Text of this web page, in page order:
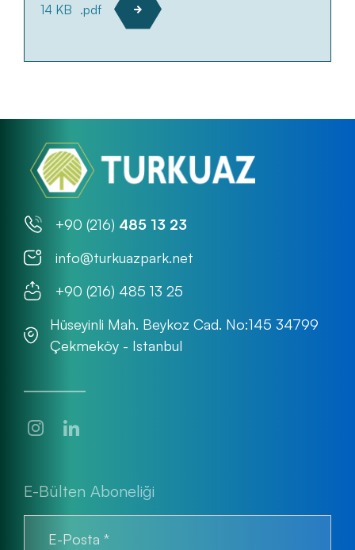
14 KB .pdf
+90 (216) 485 13 23
info@turkuazpark.net
+90 (216) 485 13 25
Hüseyinli Mah. Beykoz Cad. No:145 34799
Çekmeköy - Istanbul
E-Bülten Aboneliği